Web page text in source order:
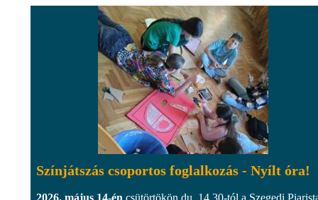
Színjátszás csoportos foglalkozás - Nyílt óra!
2026. május 14-én csütörtökön du. 14.30-tól a Szegedi